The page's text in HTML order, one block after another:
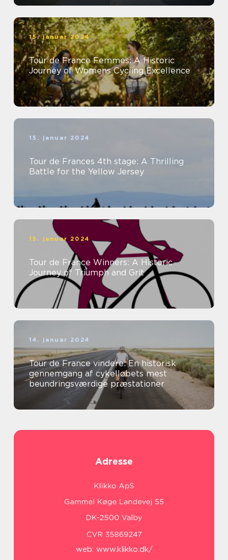
15. januar 2024
Tour de France Femmes: A Historic
Journey of Womens Cycling Excellence
15. januar 2024
Tour de Frances 4th stage: A Thrilling
Battle for the Yellow Jersey
15. januar 2024
Tour de France Winners: A Historic
Journey of Triumph and Grit
14. januar 2024
Tour de France vindere: En historisk
gennemgang af cykelløbets mest
beundringsværdige præstationer
Adresse
web: www.klikko.dk/